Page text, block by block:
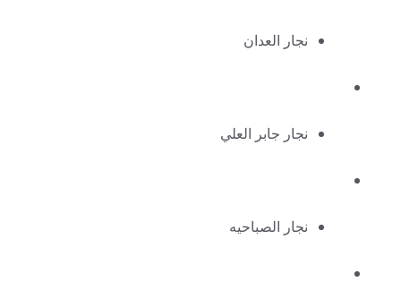
نجار العدان
نجار جابر العلي
نجار الصباحيه